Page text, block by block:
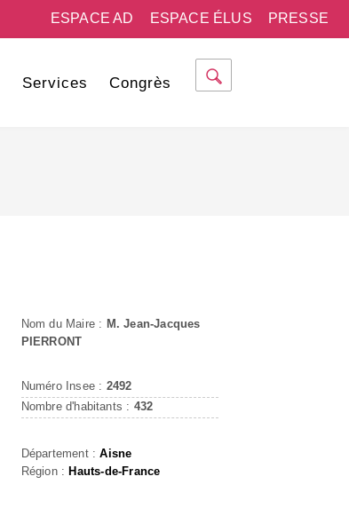
PRESSE
ESPACE ÉLUS
ESPACE AD
Services Congrès
Nom du Maire : M. Jean-Jacques
PIERRONT
Numéro Insee : 2492
Nombre d'habitants : 432
Département :Aisne
Région : Hauts-de-France